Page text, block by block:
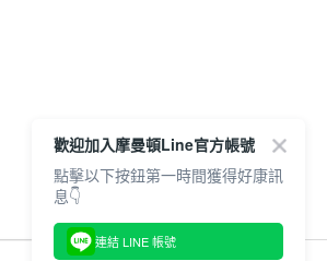
歡迎加入摩曼頓Line官方帳號
點擊以下按鈕第一時間獲得好康訊
息👇
連結 LINE 帳號